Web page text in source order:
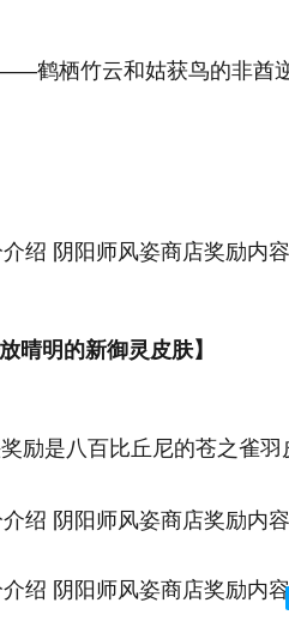
鹤栖竹云和姑获鸟的非
晴明的新御灵皮肤】
励是八百比丘尼的苍之雀羽